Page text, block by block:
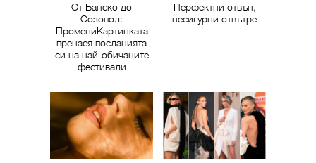
От Банско до
Созопол:
ПромениКартинката
пренася посланията
си на най-обичаните
фестивали
Перфектни отвън,
несигурни отвътре